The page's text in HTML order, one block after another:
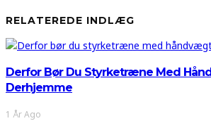
RELATEREDE INDLÆG
Derfor Bør Du Styrketræne Med
Derhjemme
1 År Ago